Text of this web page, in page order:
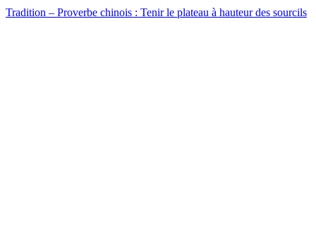
Tradition – Proverbe chinois : Tenir le plateau à hauteur des sourcils